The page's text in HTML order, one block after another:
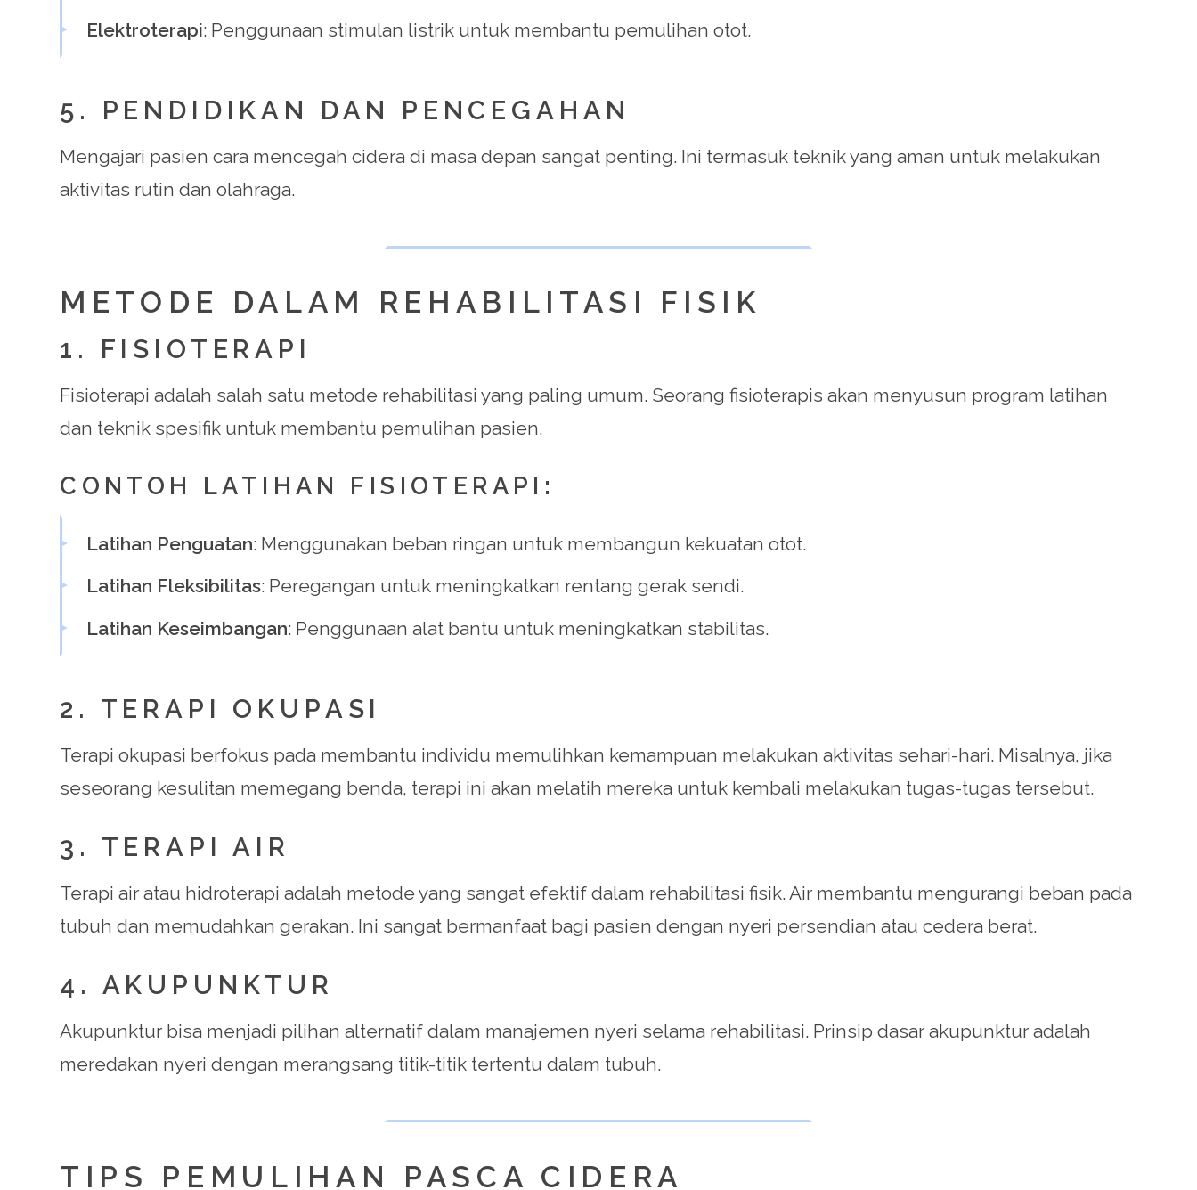
Elektroterapi: Penggunaan stimulan listrik untuk membantu pemulihan otot.
5. PENDIDIKAN DAN PENCEGAHAN
Mengajari pasien cara mencegah cidera di masa depan sangat penting. Ini termasuk teknik yang aman untuk melakukan
aktivitas rutin dan olahraga.
METODE DALAM REHABILITASI FISIK
1. FISIOTERAPI
Fisioterapi adalah salah satu metode rehabilitasi yang paling umum. Seorang fisioterapis akan menyusun program latihan
dan teknik spesifik untuk membantu pemulihan pasien.
CONTOH LATIHAN FISIOTERAPI:
Latihan Penguatan: Menggunakan beban ringan untuk membangun kekuatan otot.
Latihan Fleksibilitas: Peregangan untuk meningkatkan rentang gerak sendi.
Latihan Keseimbangan: Penggunaan alat bantu untuk meningkatkan stabilitas.
2. TERAPI OKUPASI
Terapi okupasi berfokus pada membantu individu memulihkan kemampuan melakukan aktivitas sehari-hari. Misalnya, jika
seseorang kesulitan memegang benda, terapi ini akan melatih mereka untuk kembali melakukan tugas-tugas tersebut.
3. TERAPI AIR
Terapi air atau hidroterapi adalah metode yang sangat efektif dalam rehabilitasi fisik. Air membantu mengurangi beban pada
tubuh dan memudahkan gerakan. Ini sangat bermanfaat bagi pasien dengan nyeri persendian atau cedera berat.
4. AKUPUNKTUR
Akupunktur bisa menjadi pilihan alternatif dalam manajemen nyeri selama rehabilitasi. Prinsip dasar akupunktur adalah
meredakan nyeri dengan merangsang titik-titik tertentu dalam tubuh.
TIPS PEMULIHAN PASCA CIDERA